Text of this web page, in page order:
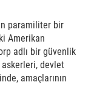
paramiliter bir
Amerikan
adlı bir güvenlik
askerleri, devlet
amaçlarının